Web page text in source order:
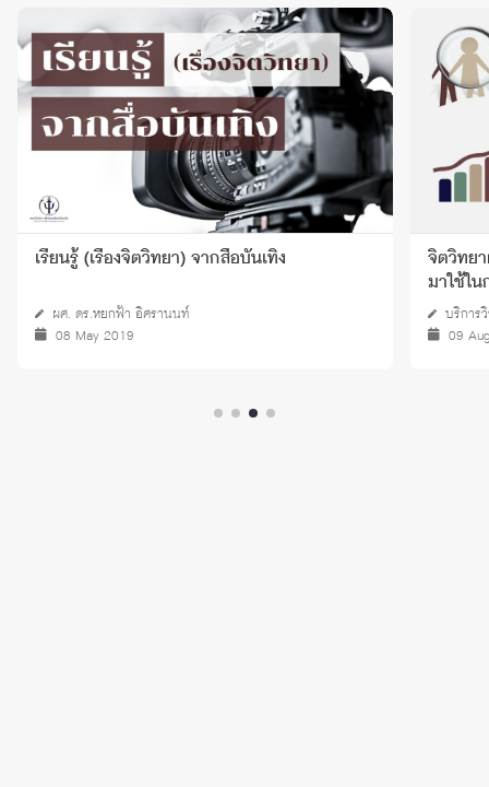
เรียนรู้ (เรื่องจิตวิทยา) จากสื่อบันเทิง
ผศ. ดร.หยกฟ้า อิศรานนท์
08 May 2019
จิตวิทย
มาใช้ใ
บริการ
09